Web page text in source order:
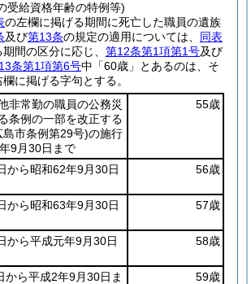
受給資格年齢の特例等)
の左欄に掲げる期間に死亡した職員の遺族
及び第13条の規定の適用については、 同表
間の区分に応じ、 第12条第1項第1号及び
条第1項第6号中「60歳」とあるのは、そ
に掲げる字句とする。
非常勤の職員の公務災
条例の一部を改正する
市条例第29号)の施行
9月30日まで
55歳
から昭和62年9月30日
56歳
から昭和63年9月30日
57歳
から平成元年9月30日
58歳
から平成2年9月30日ま
59歳